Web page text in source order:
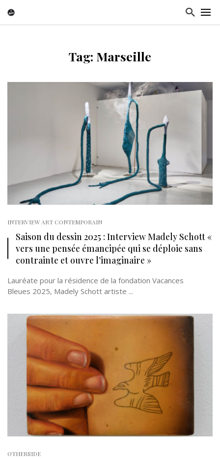
Tag: Marseille
INTERVIEW ART CONTEMPORAIN
Saison du dessin 2025 : Interview Madely Schott «
vers une pensée émancipée qui se déploie sans
contrainte et ouvre l’imaginaire »
Lauréate pour la résidence de la fondation Vacances
Bleues 2025, Madely Schott artiste ...
OTHERSIDE